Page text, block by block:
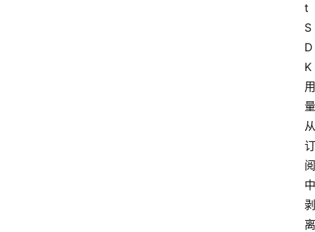
t
S
D
K
用
量
从
订
阅
中
剥
离